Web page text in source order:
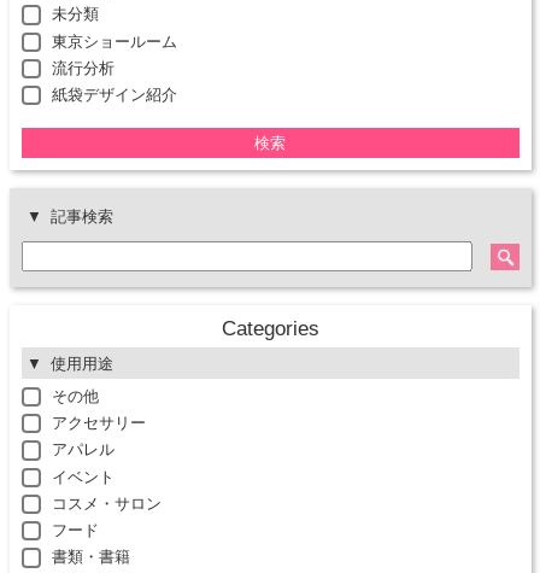
未分類
東京ショールーム
流行分析
紙袋デザイン紹介
検索
記事検索
Categories
使用用途
その他
アクセサリー
アパレル
イベント
コスメ・サロン
フード
書類・書籍